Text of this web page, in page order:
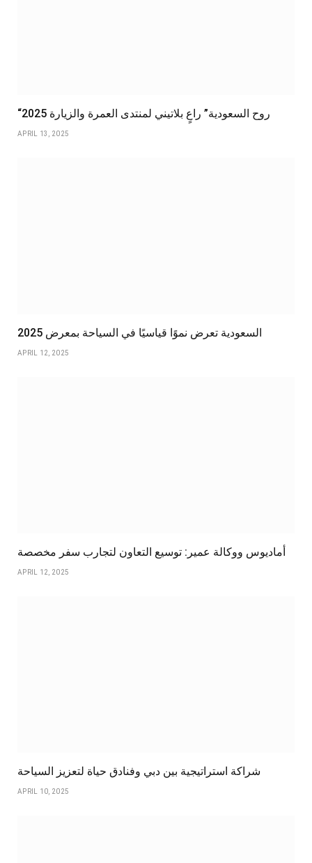
“روح السعودية” راعٍ بلاتيني لمنتدى العمرة والزيارة 2025
APRIL 13, 2025
السعودية تعرض نموًا قياسيًا في السياحة بمعرض 2025
APRIL 12, 2025
أماديوس ووكالة عمير: توسيع التعاون لتجارب سفر مخصصة
APRIL 12, 2025
شراكة استراتيجية بين دبي وفنادق حياة لتعزيز السياحة
APRIL 10, 2025